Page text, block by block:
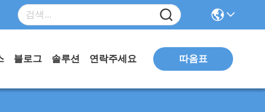
블로그 솔루션 연락주세요 따옴표